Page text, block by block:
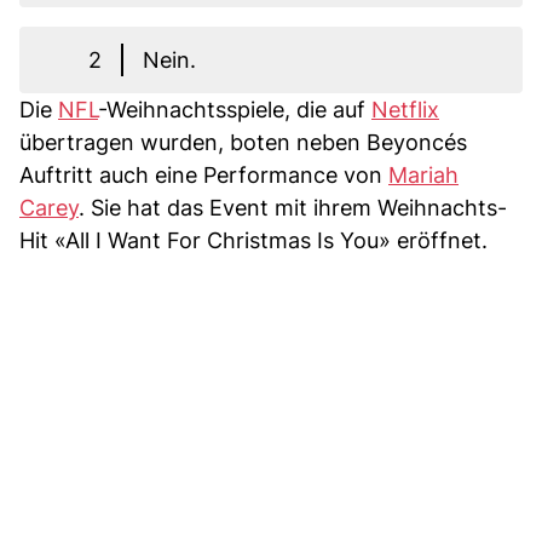
2
Nein.
Die NFL-Weihnachtsspiele, die auf Netflix
übertragen wurden, boten neben Beyoncés
Auftritt auch eine Performance von Mariah
Carey. Sie hat das Event mit ihrem Weihnachts-
Hit «All I Want For Christmas Is You» eröffnet.